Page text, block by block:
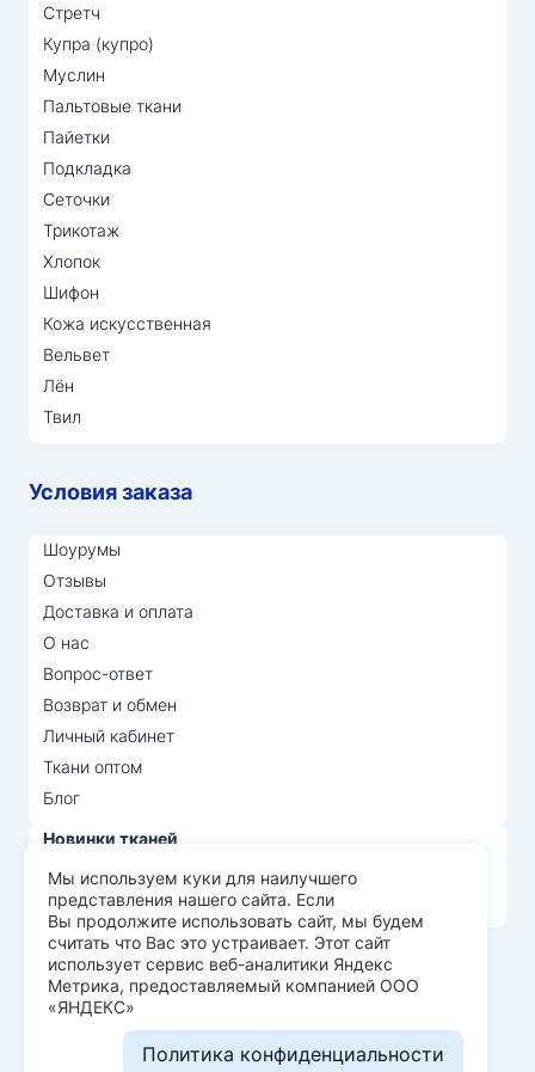
Стретч
Купра (купро)
Муслин
Пальтовые ткани
Пайетки
Подкладка
Сеточки
Трикотаж
Хлопок
Шифон
Кожа искусственная
Вельвет
Лён
Твил
Условия заказа
Шоурумы
Отзывы
Доставка и оплата
О нас
Вопрос-ответ
Возврат и обмен
Личный кабинет
Ткани оптом
Блог
Новинки тканей
Распродажа тканей
Лидеры продаж
© Арт Текс — продажа тканей оптом, 2026
Пользовательское соглашение
Политика конфиденциальности
Мы используем куки для наилучшего
представления нашего сайта. Если
Вы продолжите использовать сайт, мы будем
считать что Вас это устраивает. Этот сайт
использует сервис веб-аналитики Яндекс
Метрика, предоставляемый компанией ООО
«ЯНДЕКС»
Политика конфиденциальности